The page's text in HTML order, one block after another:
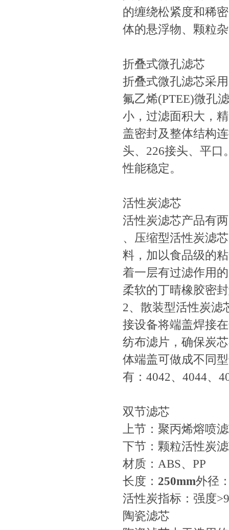
的缠绕松紧度和稀
体的悬浮物、颗粒
折叠式微孔滤芯
折叠式微孔滤芯采
氟乙烯(PTEE)微孔
小，过滤面积大，
盖密封及整体结构
头、226接头、平
性能稳定。
活性炭滤芯
活性炭滤芯产品有
、压缩型活性炭滤
料，加以食品级的
着一层有过滤作用
柔软的丁晴橡胶密
2、散装型活性炭滤
接设备将端盖焊接
纺布滤片，确保炭
体端盖可做成不同
有：4042、4044、
双节滤芯
上节：聚丙烯熔喷
下节：颗粒活性炭
材质：ABS、PP
长度： 250mm外径
活性炭指标：强度
陶瓷滤芯